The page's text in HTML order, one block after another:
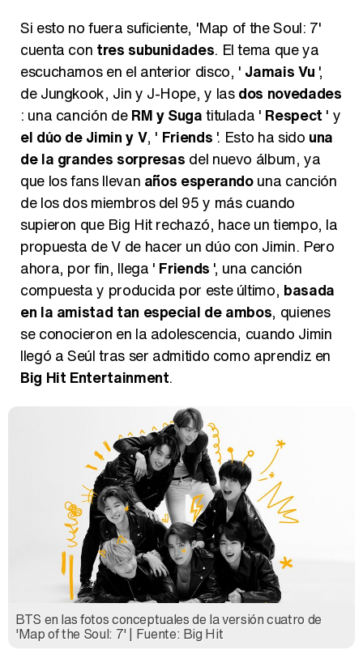
Si esto no fuera suficiente, 'Map of the Soul: 7'
cuenta con tres subunidades. El tema que ya
escuchamos en el anterior disco, ' Jamais Vu ',
de Jungkook, Jin y J-Hope, y lasdos novedades
: una canción deRM y Sugatitulada ' Respect ' y
el dúo de Jimin y V, ' Friends '. Esto ha sido una
de la grandes sorpresas del nuevo álbum, ya
que los fans llevan años esperandouna canción
de los dos miembros del 95 y más cuando
supieron que Big Hit rechazó, hace un tiempo, la
propuesta de V de hacer un dúo con Jimin. Pero
ahora, por fin, llega ' Friends ', una canción
compuesta y producida por este último, basada
en la amistad tan especial de ambos, quienes
se conocieron en la adolescencia, cuando Jimin
llegó a Seúl tras ser admitido como aprendiz en
Big Hit Entertainment.
BTS en las fotos conceptuales de la versión cuatro de
'Map of the Soul: 7' | Fuente: Big Hit